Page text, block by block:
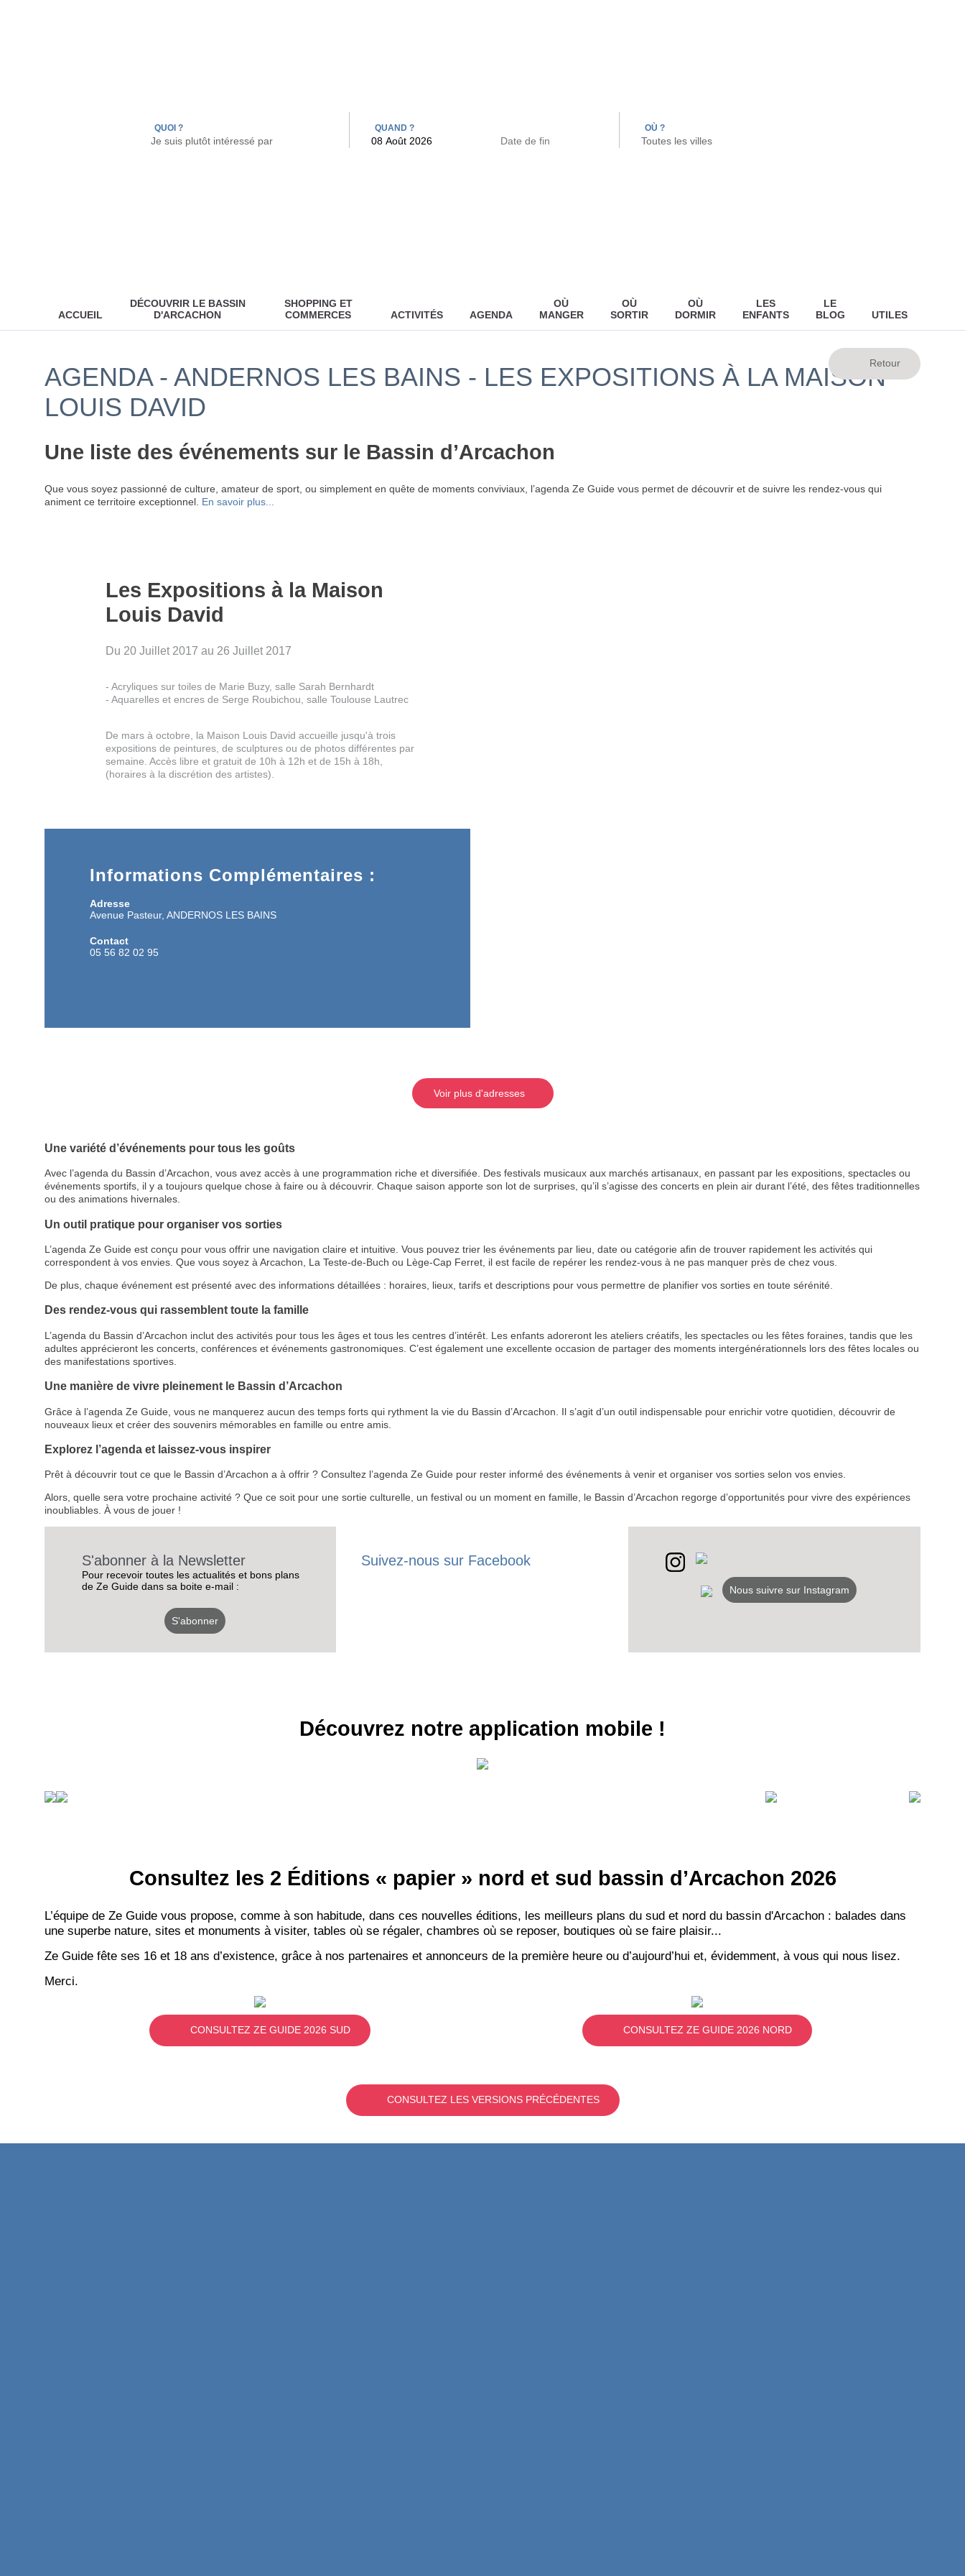
RECEVEZ
QUOI ? QUAND ? OÙ ?
ACCUEIL
DÉCOUVRIR LE BASSIN
D'ARCACHON
SHOPPING ET
COMMERCES
ACTIVITÉS AGENDA
OÙ
MANGER
OÙ
SORTIR
OÙ
DORMIR
LES
ENFANTS
LE
BLOG
UTILES
AGENDA - ANDERNOS LES BAINS - LES EXPOSITIONS À LA MAISON
LOUIS DAVID
Une liste des événements sur le Bassin d’Arcachon
Que vous soyez passionné de culture, amateur de sport, ou simplement en quête de moments conviviaux, l’agenda Ze Guide vous permet de découvrir et de suivre les rendez-vous qui
animent ce territoire exceptionnel. En savoir plus...
Les Expositions à la Maison
Louis David
Du 20 Juillet 2017 au 26 Juillet 2017
- Acryliques sur toiles de Marie Buzy, salle Sarah Bernhardt
- Aquarelles et encres de Serge Roubichou, salle Toulouse Lautrec
De mars à octobre, la Maison Louis David accueille jusqu'à trois
expositions de peintures, de sculptures ou de photos différentes par
semaine. Accès libre et gratuit de 10h à 12h et de 15h à 18h,
(horaires à la discrétion des artistes).
Informations Complémentaires :
Adresse
Avenue Pasteur, ANDERNOS LES BAINS
Contact
05 56 82 02 95
Voir plus d'adresses
Une variété d’événements pour tous les goûts
Avec l’agenda du Bassin d’Arcachon, vous avez accès à une programmation riche et diversifiée. Des festivals musicaux aux marchés artisanaux, en passant par les expositions, spectacles ou
événements sportifs, il y a toujours quelque chose à faire ou à découvrir. Chaque saison apporte son lot de surprises, qu’il s’agisse des concerts en plein air durant l’été, des fêtes traditionnelles
ou des animations hivernales.
Un outil pratique pour organiser vos sorties
L’agenda Ze Guide est conçu pour vous offrir une navigation claire et intuitive. Vous pouvez trier les événements par lieu, date ou catégorie afin de trouver rapidement les activités qui
correspondent à vos envies. Que vous soyez à Arcachon, La Teste-de-Buch ou Lège-Cap Ferret, il est facile de repérer les rendez-vous à ne pas manquer près de chez vous.
De plus, chaque événement est présenté avec des informations détaillées : horaires, lieux, tarifs et descriptions pour vous permettre de planifier vos sorties en toute sérénité.
Des rendez-vous qui rassemblent toute la famille
L’agenda du Bassin d’Arcachon inclut des activités pour tous les âges et tous les centres d’intérêt. Les enfants adoreront les ateliers créatifs, les spectacles ou les fêtes foraines, tandis que les
adultes apprécieront les concerts, conférences et événements gastronomiques. C’est également une excellente occasion de partager des moments intergénérationnels lors des fêtes locales ou
des manifestations sportives.
Une manière de vivre pleinement le Bassin d’Arcachon
Grâce à l’agenda Ze Guide, vous ne manquerez aucun des temps forts qui rythment la vie du Bassin d’Arcachon. Il s’agit d’un outil indispensable pour enrichir votre quotidien, découvrir de
nouveaux lieux et créer des souvenirs mémorables en famille ou entre amis.
Explorez l’agenda et laissez-vous inspirer
Prêt à découvrir tout ce que le Bassin d’Arcachon a à offrir ? Consultez l’agenda Ze Guide pour rester informé des événements à venir et organiser vos sorties selon vos envies.
Alors, quelle sera votre prochaine activité ? Que ce soit pour une sortie culturelle, un festival ou un moment en famille, le Bassin d’Arcachon regorge d’opportunités pour vivre des expériences
inoubliables. À vous de jouer !
S'abonner à la Newsletter
Pour recevoir toutes les actualités et bons plans
de Ze Guide dans sa boite e-mail :
S'abonner
Suivez-nous sur Facebook
Nous suivre sur Instagram
Découvrez notre application mobile !
Consultez les 2 Éditions « papier » nord et sud bassin d’Arcachon 2026
L’équipe de Ze Guide vous propose, comme à son habitude, dans ces nouvelles éditions, les meilleurs plans du sud et nord du bassin d'Arcachon : balades dans
une superbe nature, sites et monuments à visiter, tables où se régaler, chambres où se reposer, boutiques où se faire plaisir...
Ze Guide fête ses 16 et 18 ans d’existence, grâce à nos partenaires et annonceurs de la première heure ou d’aujourd’hui et, évidemment, à vous qui nous lisez.
Merci.
CONSULTEZ ZE GUIDE 2026 SUD CONSULTEZ ZE GUIDE 2026 NORD
CONSULTEZ LES VERSIONS PRÉCÉDENTES